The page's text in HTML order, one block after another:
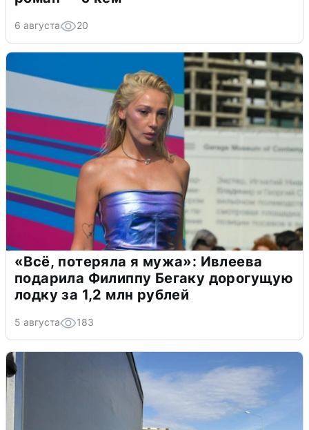
6 августа 20
«Всё, потеряла я мужа»: Ивлеева
подарила Филиппу Бегаку дорогущую
лодку за 1,2 млн рублей
5 августа 183